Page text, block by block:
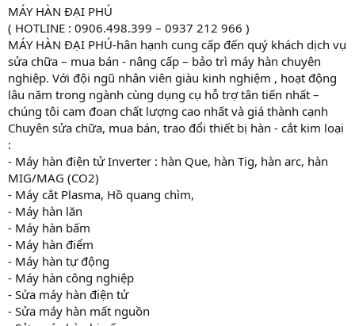
MÁY HÀN ĐẠI PHÚ
( HOTLINE : 0906.498.399 – 0937 212 966 )
MÁY HÀN ĐẠI PHÚ-hân hạnh cung cấp đến quý khách dịch vụ
sửa chữa – mua bán - nâng cấp – bảo trì máy hàn chuyên
nghiệp. Với đội ngũ nhân viên giàu kinh nghiệm , hoạt động
lâu năm trong ngành cùng dụng cụ hỗ trợ tân tiến nhất –
chúng tôi cam đoan chất lượng cao nhất và giá thành cạnh
Chuyên sửa chữa, mua bán, trao đổi thiết bị hàn - cắt kim loại
:
- Máy hàn điện tử Inverter : hàn Que, hàn Tig, hàn arc, hàn
MIG/MAG (CO2)
- Máy cắt Plasma, Hồ quang chìm,
- Máy hàn lăn
- Máy hàn bấm
- Máy hàn điểm
- Máy hàn tự động
- Máy hàn công nghiệp
- Sửa máy hàn điện tử
- Sửa máy hàn mất nguồn